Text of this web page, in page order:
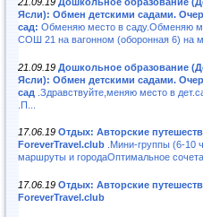
Ясли): Обмен детскими садами.
сад: Обменяю место в саду.Обменяю
СОШ 21 на вагонном (оборонная 6) на
21.09.19 Дошкольное образование
Ясли): Обмен детскими садами.
сад .Здравствуйте,меняю место в
.П...
17.06.19 Отдых: Авторские
ForeverTravel.club .Мини-группы (6-10
маршруты и городаОптимальное
17.06.19 Отдых: Авторские
ForeverTravel.club